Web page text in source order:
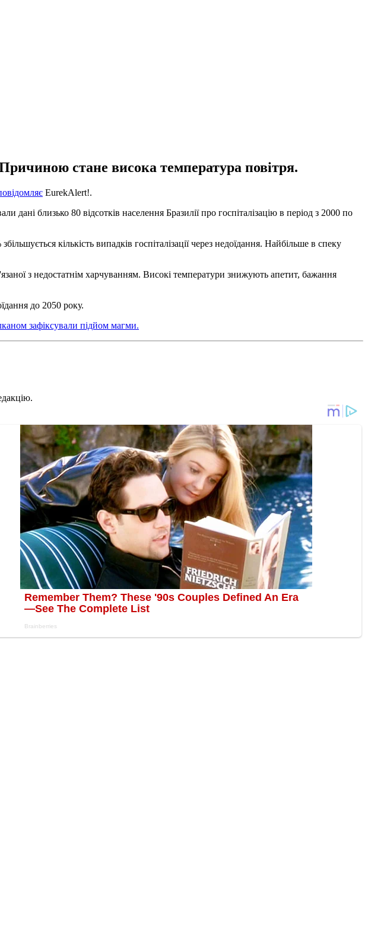
стане висока температура повітря.
EurekAlert!.
близько 80 відсотків населення Бразилії про госпіталізацію в період з 2000 по
кількість випадків госпіталізації через недоїдання. Найбільше в спеку
з недостатнім харчуванням. Високі температури знижують апетит, бажання
до 2050 року.
зафіксували підйом магми.